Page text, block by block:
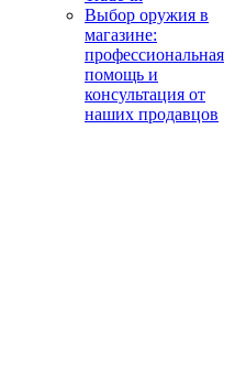
Выбор оружия в
магазине:
профессиональная
помощь и
консультация от
наших продавцов